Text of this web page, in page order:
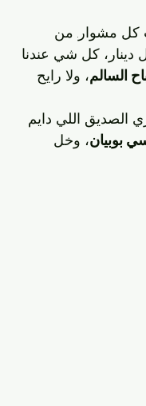
كل مشوار. من
دينار، كل شي عندنا
السالم، ولا رايح
الصديق اللي دايم
بوبيان، وخل